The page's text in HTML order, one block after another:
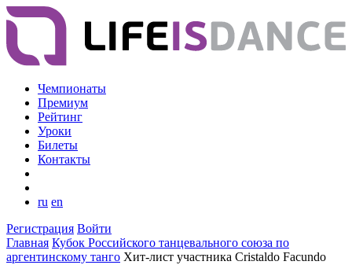
Чемпионаты
Премиум
Рейтинг
Уроки
Билеты
Контакты
ru en
Регистрация Войти
Главная Кубок Российского танцевального союза по
аргентинскому танго Хит-лист участника Cristaldo Facundo